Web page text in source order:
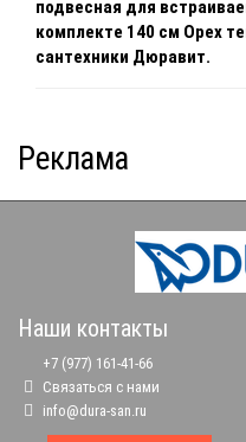
подвесная для
комплекте 140 см Орех
сантехники Дюравит.
Реклама
Наши контакты
+7 (977) 161-41-66
Связаться с нами
info@dura-san.ru